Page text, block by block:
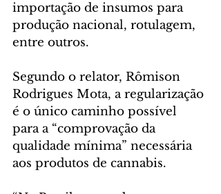
importação de insumos para
produção nacional, rotulagem,
entre outros.
Segundo o relator, Rômison
Rodrigues Mota, a regularização
é o único caminho possível
para a “comprovação da
qualidade mínima” necessária
aos produtos de cannabis.